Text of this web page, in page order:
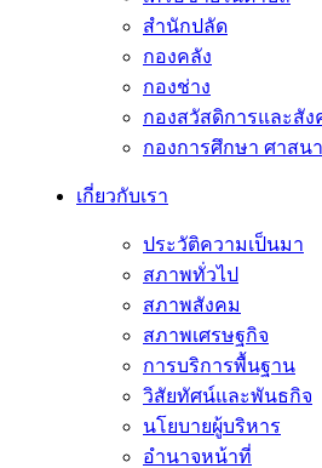
สำนักปลัด
กองคลัง
กองช่าง
กองสวัสดิการและสัง
กองการศึกษา ศาสน
เกี่ยวกับเรา
ประวัติความเป็นมา
สภาพทั่วไป
สภาพสังคม
สภาพเศรษฐกิจ
การบริการพื้นฐาน
วิสัยทัศน์และพันธกิจ
นโยบายผู้บริหาร
อํานาจหน้าที่